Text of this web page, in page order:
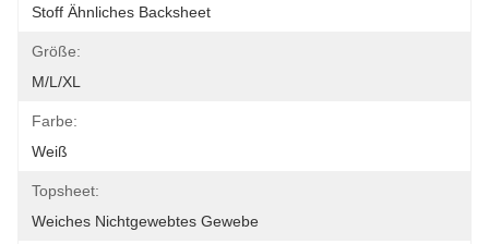
Stoff Ähnliches Backsheet
Größe:
M/L/XL
Farbe:
Weiß
Topsheet:
Weiches Nichtgewebtes Gewebe